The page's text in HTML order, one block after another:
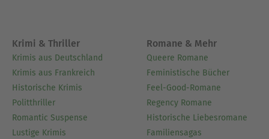
Krimi & Thriller
Krimis aus Deutschland
Krimis aus Frankreich
Historische Krimis
Politthriller
Romantic Suspense
Lustige Krimis
Romane & Mehr
Queere Romane
Feministische Bücher
Feel-Good-Romane
Regency Romane
Historische Liebesromane
Familiensagas